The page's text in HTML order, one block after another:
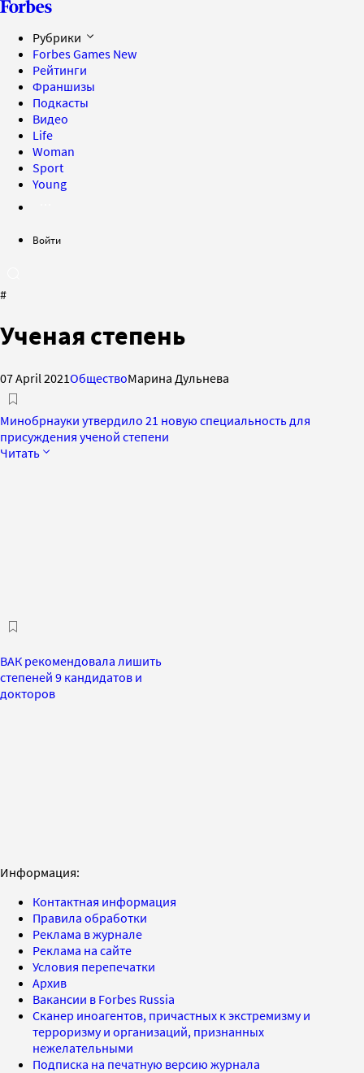
Рубрики
Forbes Games New
Рейтинги
Франшизы
Подкасты
Видео
Life
Woman
Sport
Young
Войти
#
Ученая степень
07 April 2021ОбществоМарина Дульнева
Минобрнауки утвердило 21 новую специальность для
присуждения ученой степени
Читать
ВАК рекомендовала лишить
степеней 9 кандидатов и
докторов
Информация:
Контактная информация
Правила обработки
Реклама в журнале
Реклама на сайте
Условия перепечатки
Архив
Вакансии в Forbes Russia
Сканер иноагентов, причастных к экстремизму и
терроризму и организаций, признанных
нежелательными
Подписка на печатную версию журнала